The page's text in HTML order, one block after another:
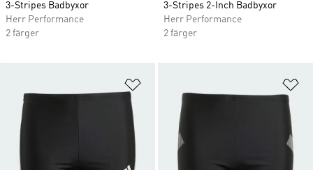
3-Stripes Badbyxor
Herr Performance
2 färger
3-Stripes 2-Inch Badbyxor
Herr Performance
2 färger